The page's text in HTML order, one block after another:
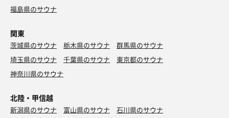
福島県のサウナ
関東
茨城県のサウナ 栃木県のサウナ
群馬県のサウナ
埼玉県のサウナ
千葉県のサウナ
東京都のサウナ
神奈川県のサウナ
北陸・甲信越
新潟県のサウナ 富山県のサウナ
石川県のサウナ